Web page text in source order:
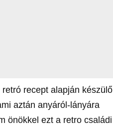
recept alapján készülő
aztán anyáról-lányára
önökkel ezt a retro családi